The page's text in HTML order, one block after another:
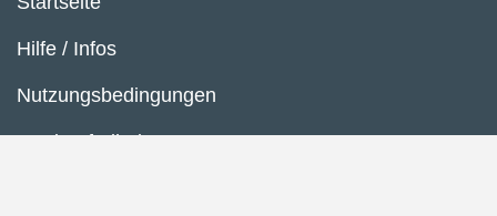
Hilfe / Infos
Nutzungsbedingungen
Barrierefreiheit